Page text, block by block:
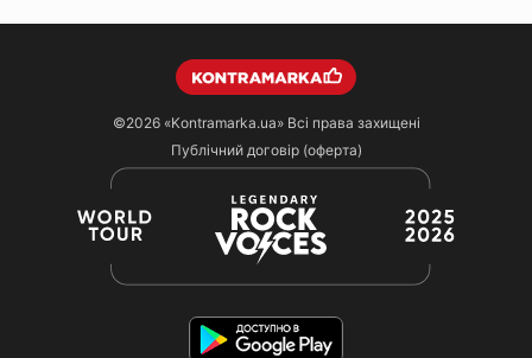
©2026 «Kontramarka.ua»Всі права захищені
Публічний договір (оферта)